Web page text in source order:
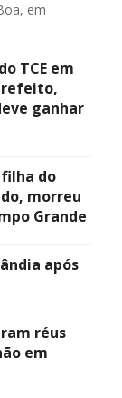
em
TCE em
ganhar
do
morreu
Grande
após
réus
em